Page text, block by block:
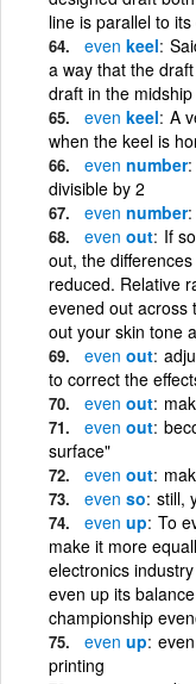
line is parallel to
even keel
a way that the
draft in the
even keel A
when the keel is
even number
divisible by 2
even number
even out If
out, the
reduced. Relative
evened out across
out your skin tone
even out
to correct the
even out
even out
surface"
even out
even so still,
even up To
make it more
electronics
even up its
championship
even up
printing